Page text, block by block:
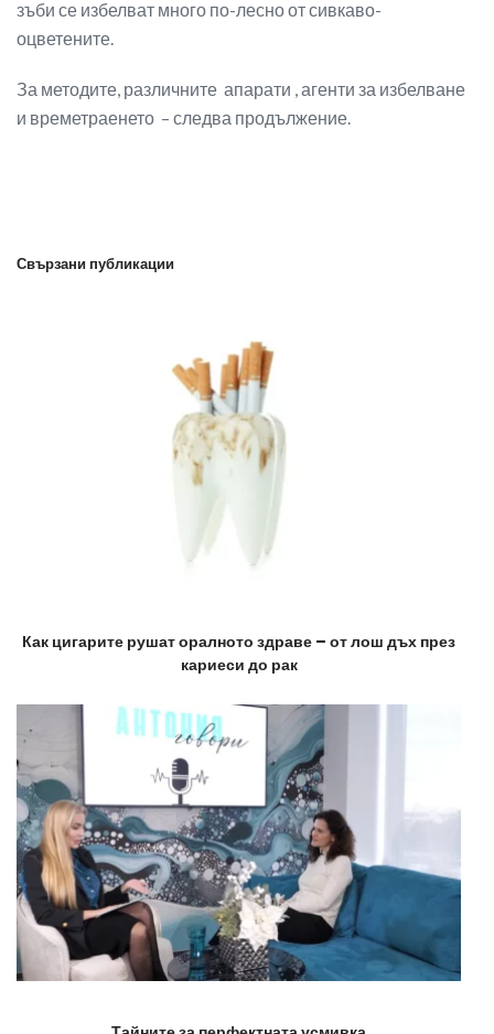
зъби се избелват много по-лесно от сивкаво-
оцветените.
За методите, различните апарати , агенти за избелване
и времетраенето – следва продължение.
Свързани публикации
Как цигарите рушат оралното здраве – от лош дъх през
кариеси до рак